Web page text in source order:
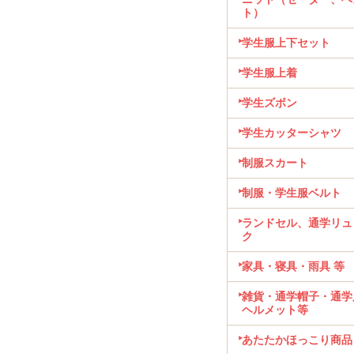
ト）
学生服上下セット
学生服上着
学生ズボン
学生カッターシャツ
制服スカート
制服・学生服ベルト
ランドセル、通学リ
ク
家具・寝具・雨具 等
雑貨・通学帽子・通
ヘルメット等
あたたかほっこり商品